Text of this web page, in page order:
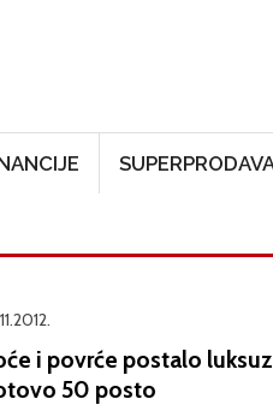
i povrće postalo
50 posto